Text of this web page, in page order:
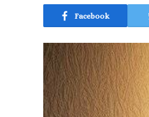
Facebook